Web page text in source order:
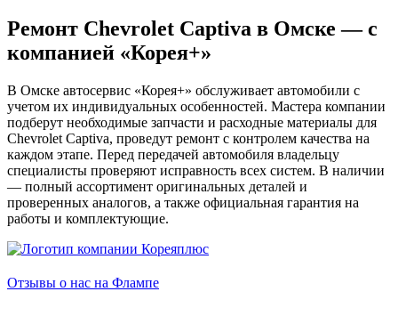
Ремонт Chevrolet Captiva в Омске — с
компанией «Корея+»
В Омске автосервис «Корея+» обслуживает автомобили с
учетом их индивидуальных особенностей. Мастера компании
подберут необходимые запчасти и расходные материалы для
Chevrolet Captiva, проведут ремонт с контролем качества на
каждом этапе. Перед передачей автомобиля владельцу
специалисты проверяют исправность всех систем. В наличии
— полный ассортимент оригинальных деталей и
проверенных аналогов, а также официальная гарантия на
работы и комплектующие.
Отзывы о нас на Флампе